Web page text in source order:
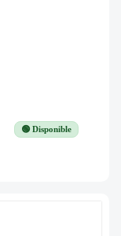
🟢 Disponible